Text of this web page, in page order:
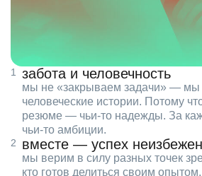
забота и человечность
мы не «закрываем задачи» —
человеческие истории. Потому
резюме — чьи‑то надежды. За
чьи‑то амбиции.
вместе — успех неизбежен
мы верим в силу разных точек
кто готов делиться своим